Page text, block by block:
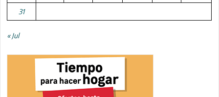
31
« Jul